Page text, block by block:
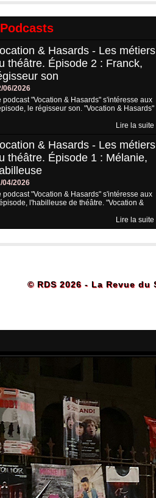
Podcasts
& Hasards - Les métiers
théâtre. Épisode 2 : Franck,
son
06/2026
podcast "Vocation & Hasards" s'intéresse aux
le régisseur son. "Vocation & Hasards"
Lire la suite
& Hasards - Les métiers
théâtre. Épisode 1 : Mélanie,
04/2026
podcast "Vocation & Hasards" s'intéresse aux
l'habilleuse de théâtre. "Vocation &
Lire la suite
© RDS 2026 - La Revue du